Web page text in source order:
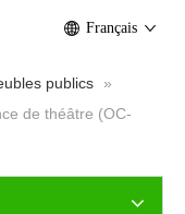
Français
publics
»
de théâtre (OC-